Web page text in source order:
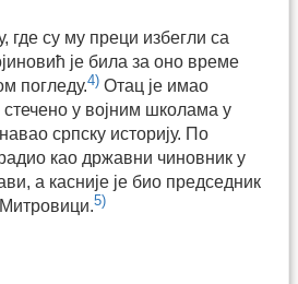
где су му преци избегли са
је била за оно време
погледу.4) Отац је имао
у војним школама у
српску историју. По
као државни чиновник у
а касније је био председник
5)